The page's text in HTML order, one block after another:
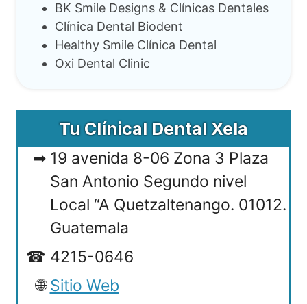
BK Smile Designs & Clínicas Dentales
Clínica Dental Biodent
Healthy Smile Clínica Dental
Oxi Dental Clinic
Tu Clínical Dental Xela
19 avenida 8-06 Zona 3 Plaza
San Antonio Segundo nivel
Local “A Quetzaltenango. 01012.
Guatemala
4215-0646
Sitio Web